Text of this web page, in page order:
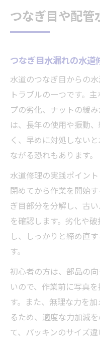
つなぎ目や配管
つなぎ目水漏れの水道
水道のつなぎ目からの
トラブルの一つです。
プの劣化、ナットの緩
は、長年の使用や振動
く、早めに対処しない
ながる恐れもあります。
水道修理の実践ポイン
閉めてから作業を開始
ぎ目部分を分解し、古
を確認します。劣化や
し、しっかりと締め直
す。
初心者の方は、部品の
いので、作業前に写真
す。また、無理な力を
るため、適度な力加減
て、パッキンのサイズ